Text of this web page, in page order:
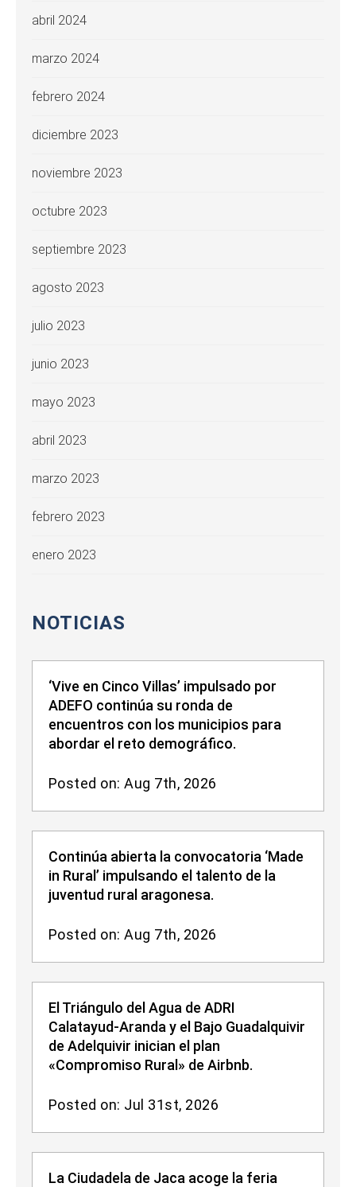
abril 2024
marzo 2024
febrero 2024
diciembre 2023
noviembre 2023
octubre 2023
septiembre 2023
agosto 2023
julio 2023
junio 2023
mayo 2023
abril 2023
marzo 2023
febrero 2023
enero 2023
NOTICIAS
‘Vive en Cinco Villas’ impulsado por
ADEFO continúa su ronda de
encuentros con los municipios para
abordar el reto demográfico.
Posted on: Aug 7th, 2026
Continúa abierta la convocatoria ‘Made
in Rural’ impulsando el talento de la
juventud rural aragonesa.
Posted on: Aug 7th, 2026
El Triángulo del Agua de ADRI
Calatayud-Aranda y el Bajo Guadalquivir
de Adelquivir inician el plan
«Compromiso Rural» de Airbnb.
Posted on: Jul 31st, 2026
La Ciudadela de Jaca acoge la feria